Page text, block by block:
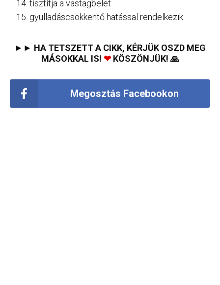
tisztítja a vastagbelet
gyulladáscsökkentő hatással rendelkezik
►► HA TETSZETT A CIKK, KÉRJÜK OSZD MEG
MÁSOKKAL IS! ❤KÖSZÖNJÜK! 🙏
Megosztás Facebookon